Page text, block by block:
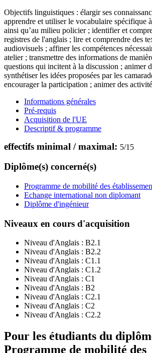
Objectifs linguistiques : élargir ses
apprendre et utiliser le vocabulaire spécifique
ainsi qu’au milieu policier ; identifier et
registres de l'anglais ; lire et comprendre des
audiovisuels ; affiner les compétences
atelier ; transmettre des informations de
questions qui incitent à la discussion ; animer
synthétiser les idées proposées par les
encourager la participation ; animer des
Informations générales
Pré-requis
Acquisition de l'UE
Descriptif & programme
effectifs minimal / maximal: 5/15
Diplôme(s) concerné(s)
Programme de mobilité des
Echange international non diplomant
Diplôme d'ingénieur
Niveaux en cours d'acquisition
Niveau d'Anglais : B2.1
Niveau d'Anglais : B2.2
Niveau d'Anglais : C1.1
Niveau d'Anglais : C1.2
Niveau d'Anglais : C1
Niveau d'Anglais : B2
Niveau d'Anglais : C2.1
Niveau d'Anglais : C2
Niveau d'Anglais : C2.2
Pour les étudiants du
Programme de mobilité des